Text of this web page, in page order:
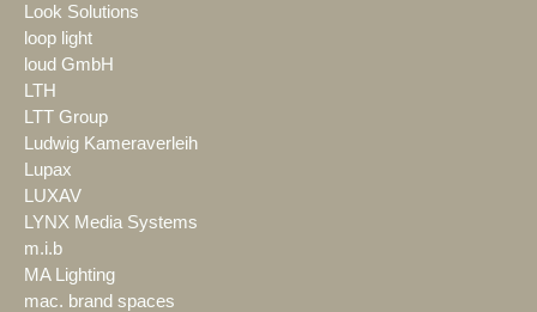
Look Solutions
loop light
loud GmbH
LTH
LTT Group
Ludwig Kameraverleih
Lupax
LUXAV
LYNX Media Systems
m.i.b
MA Lighting
mac. brand spaces